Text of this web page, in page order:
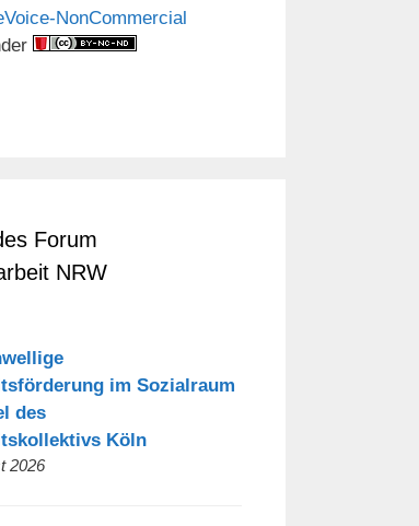
NonCommercial
Forum
NRW
im Sozialraum
des
Köln
2026